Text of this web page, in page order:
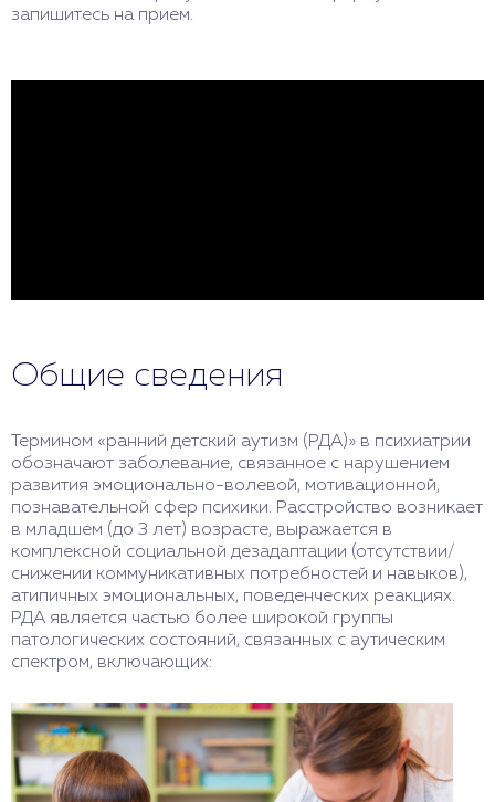
запишитесь на прием.
Общие сведения
Термином «ранний детский аутизм (РДА)» в психиатрии
обозначают заболевание, связанное с нарушением
развития эмоционально-волевой, мотивационной,
познавательной сфер психики. Расстройство возникает
в младшем (до 3 лет) возрасте, выражается в
комплексной социальной дезадаптации (отсутствии/
снижении коммуникативных потребностей и навыков),
атипичных эмоциональных, поведенческих реакциях.
РДА является частью более широкой группы
патологических состояний, связанных с аутическим
спектром, включающих: